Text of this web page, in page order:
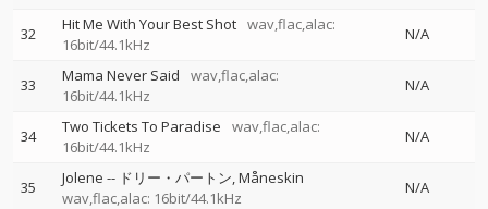
32 Hit Me With Your Best Shot wav,flac,alac:
16bit/44.1kHz
N/A
33 Mama Never Said
wav,flac,alac:
16bit/44.1kHz
N/A
34 Two Tickets To Paradise
wav,flac,alac:
16bit/44.1kHz
N/A
35 Jolene -- ドリー・パートン Måneskin
wav,flac,alac: 16bit/44.1kHz
N/A